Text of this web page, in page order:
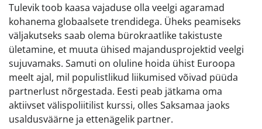
Tulevik toob kaasa vajaduse olla veelgi agaramad
kohanema globaalsete trendidega. Üheks peamiseks
väljakutseks saab olema bürokraatlike takistuste
ületamine, et muuta ühised majandusprojektid veelgi
sujuvamaks. Samuti on oluline hoida ühist Euroopa
meelt ajal, mil populistlikud liikumised võivad püüda
partnerlust nõrgestada. Eesti peab jätkama oma
aktiivset välispoliitilist kurssi, olles Saksamaa jaoks
usaldusväärne ja ettenägelik partner.